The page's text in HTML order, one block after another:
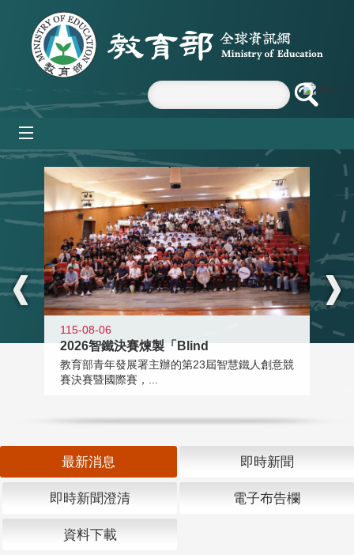
跳到主要內容區塊
:::
115-08-06
2026智鐵決賽煉製「Blind
教育部青年發展署主辦的第23屆智慧鐵人創意競
賽決賽暨國際賽，...
最新消息 即時新聞
即時新聞澄清 電子布告欄
資料下載